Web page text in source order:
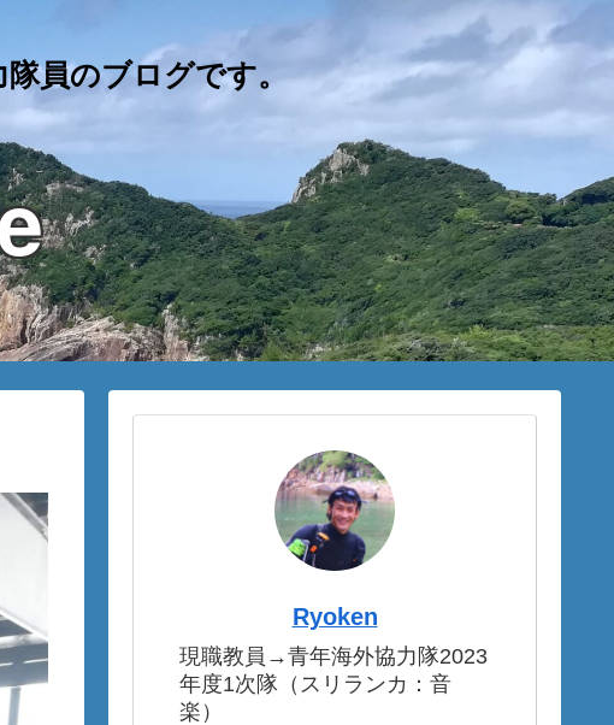
隊員のブログです。
Ryoken
現職教員→青年海外協力隊2023
年度1次隊（スリランカ：音
楽）